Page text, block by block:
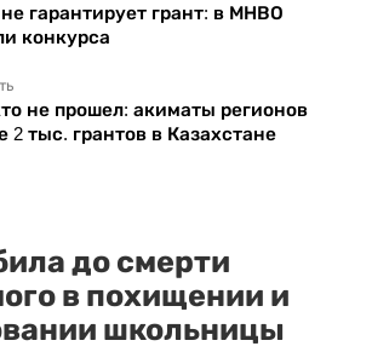
гарантирует грант: в МНВО
конкурса
не прошел: акиматы регионов
2 тыс. грантов в Казахстане
до смерти
в похищении и
школьницы